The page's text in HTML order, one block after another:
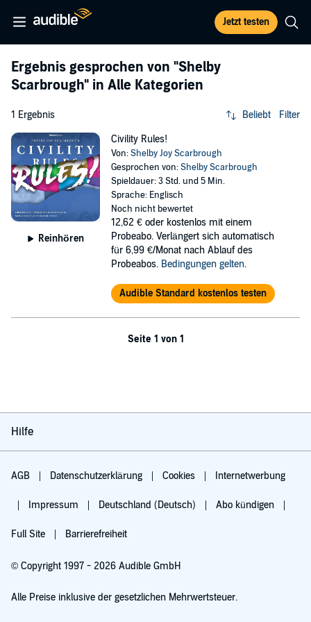
Jetzt testen
Ergebnis gesprochen von "Shelby
Scarbrough" in Alle Kategorien
1 Ergebnis Beliebt Filter
Reinhören
Civility Rules!
Von:Shelby Joy Scarbrough
Gesprochen von:Shelby Scarbrough
Spieldauer: 3 Std. und 5 Min.
Sprache: Englisch
Noch nicht bewertet
12,62 € oder kostenlos mit einem
Probeabo. Verlängert sich automatisch
für 6,99 €/Monat nach Ablauf des
Probeabos. Bedingungen gelten.
Audible Standard kostenlos testen
Seite 1 von 1
Hilfe
AGB Datenschutzerklärung Cookies Internetwerbung
Impressum Deutschland (Deutsch) Abo kündigen
Full Site Barrierefreiheit
© Copyright 1997 - 2026 Audible GmbH
Alle Preise inklusive der gesetzlichen Mehrwertsteuer.